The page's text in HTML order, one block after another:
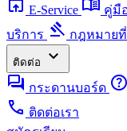
open_in_browser E-Service menu_book คู่มื
บริการ gavel กฎหมายที่
ติดต่อ
expand_more
forum กระดานบอร์ด help
call ติดต่อเรา